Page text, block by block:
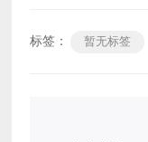
标签： 暂无标签